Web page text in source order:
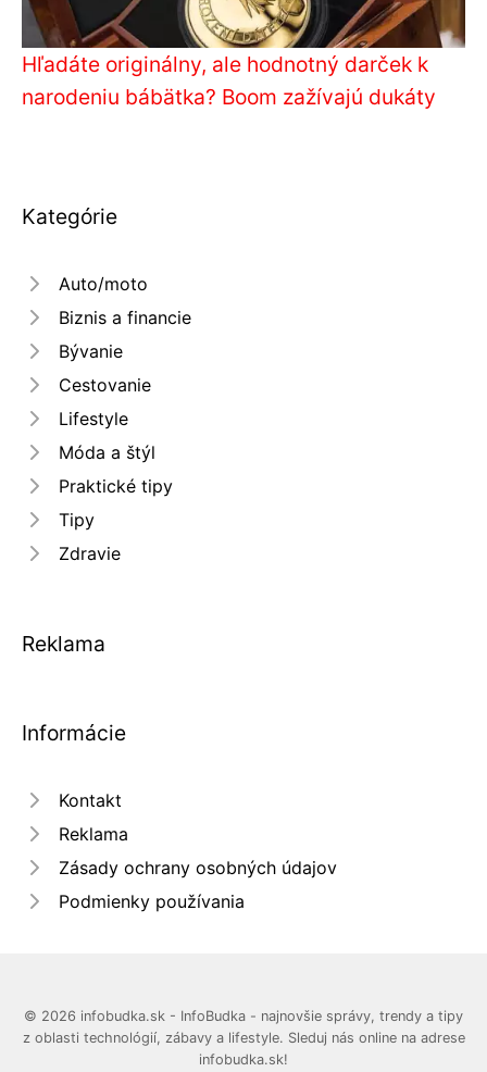
Hľadáte originálny, ale hodnotný darček k
narodeniu bábätka? Boom zažívajú dukáty
Kategórie
Auto/moto
Biznis a financie
Bývanie
Cestovanie
Lifestyle
Móda a štýl
Praktické tipy
Tipy
Zdravie
Reklama
Informácie
Kontakt
Reklama
Zásady ochrany osobných údajov
Podmienky používania
© 2026 infobudka.sk - InfoBudka - najnovšie správy, trendy a tipy
z oblasti technológií, zábavy a lifestyle. Sleduj nás online na adrese
infobudka.sk!